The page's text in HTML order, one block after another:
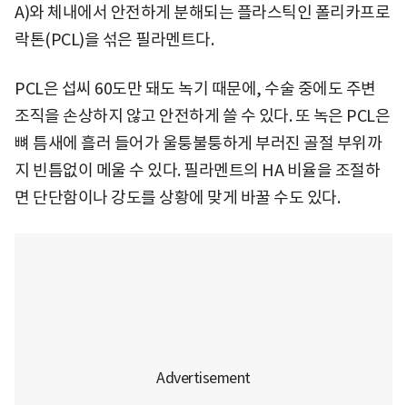
A)와 체내에서 안전하게 분해되는 플라스틱인 폴리카프로
락톤(PCL)을 섞은 필라멘트다.
PCL은 섭씨 60도만 돼도 녹기 때문에, 수술 중에도 주변
조직을 손상하지 않고 안전하게 쓸 수 있다. 또 녹은 PCL은
뼈 틈새에 흘러 들어가 울퉁불퉁하게 부러진 골절 부위까
지 빈틈없이 메울 수 있다. 필라멘트의 HA 비율을 조절하
면 단단함이나 강도를 상황에 맞게 바꿀 수도 있다.